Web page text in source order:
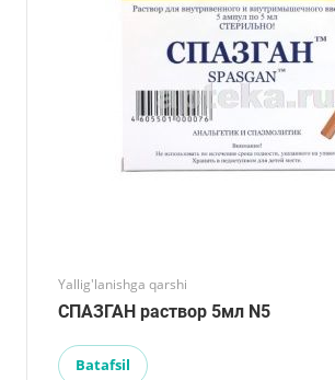
Yallig'lanishga qarshi
СПАЗГАН раствор 5мл N5
Batafsil